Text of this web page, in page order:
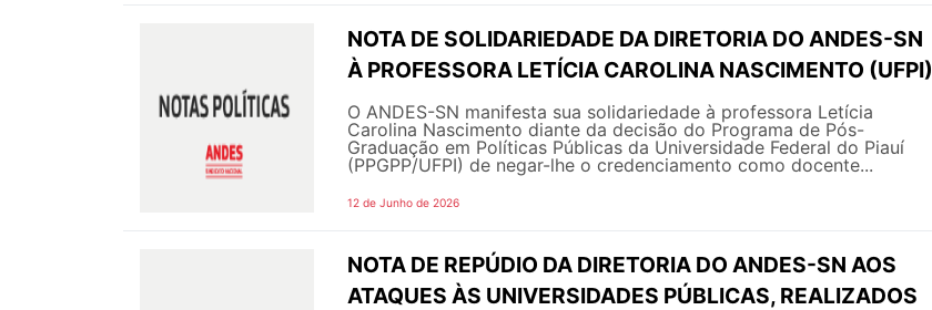
NOTA DE SOLIDARIEDADE DA DIRETORIA DO ANDES-SN
À PROFESSORA LETÍCIA CAROLINA NASCIMENTO (UFPI)
O ANDES-SN manifesta sua solidariedade à professora Letícia
Carolina Nascimento diante da decisão do Programa de Pós-
Graduação em Políticas Públicas da Universidade Federal do Piauí
(PPGPP/UFPI) de negar-lhe o credenciamento como docente...
12 de Junho de 2026
NOTA DE REPÚDIO DA DIRETORIA DO ANDES-SN AOS
ATAQUES ÀS UNIVERSIDADES PÚBLICAS, REALIZADOS